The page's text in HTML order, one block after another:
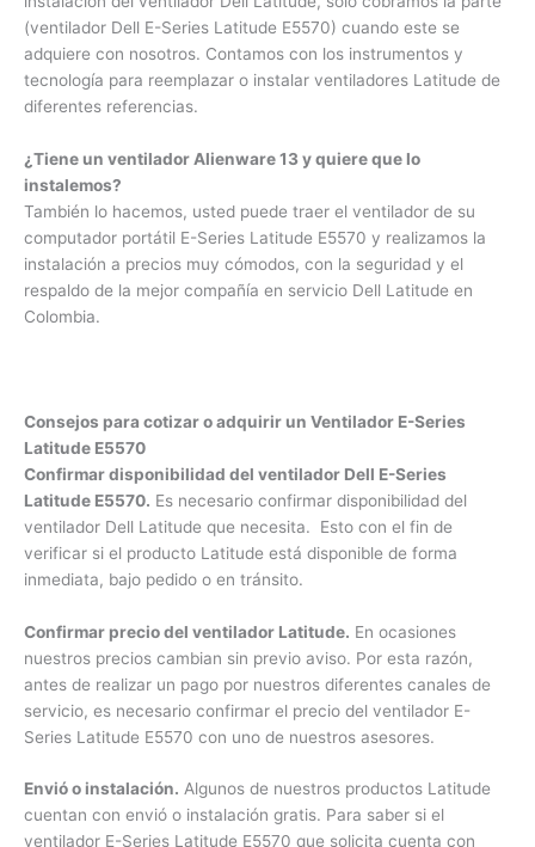
instalación del ventilador Dell Latitude, solo cobramos la
parte (ventilador Dell E-Series Latitude E5570) cuando este
se adquiere con nosotros. Contamos con los instrumentos y
tecnología para reemplazar o instalar ventiladores Latitude
¿Tiene un ventilador Alienware 13 y quiere que lo
instalemos?
También lo hacemos, usted puede traer el ventilador de su
computador portátil E-Series Latitude E5570 y realizamos la
instalación a precios muy cómodos, con la seguridad y el
respaldo de la mejor compañía en servicio Dell Latitude en
Consejos para cotizar o adquirir un Ventilador E-Series
Latitude E5570
Confirmar disponibilidad del ventilador Dell E-Series
Latitude E5570.Es necesario confirmar disponibilidad del
ventilador Dell Latitude que necesita. Esto con el fin de
verificar si el producto Latitude está disponible de forma
Confirmar precio del ventilador Latitude. En ocasiones
nuestros precios cambian sin previo aviso. Por esta razón,
antes de realizar un pago por nuestros diferentes canales de
servicio, es necesario confirmar el precio del ventilador E-
Envió o instalación.Algunos de nuestros productos Latitude
cuentan con envió o instalación gratis. Para saber si el